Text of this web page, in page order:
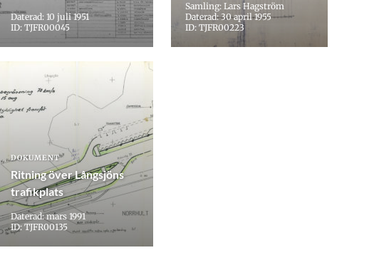
Daterad: 10 juli 1951
ID: TJFR00045
Samling: Lars Hagström
Daterad: 30 april 1955
ID: TJFR00223
DOKUMENT
Ritning över Långsjöns
trafikplats
Daterad: mars 1991
ID: TJFR00135